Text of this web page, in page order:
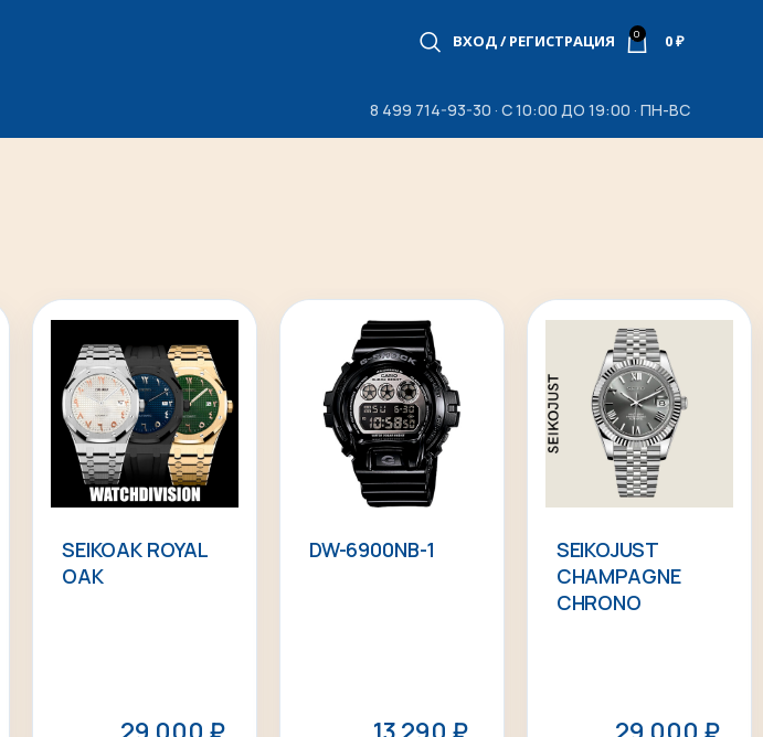
ВХОД / РЕГИСТРАЦИЯ 0 0₽
8 499 714-93-30 · С 10:00 ДО 19:00 · ПН-ВС
SEIKOAK ROYAL
OAK
DW-6900NB-1
SEIKOJUST
CHAMPAGNE
CHRONO